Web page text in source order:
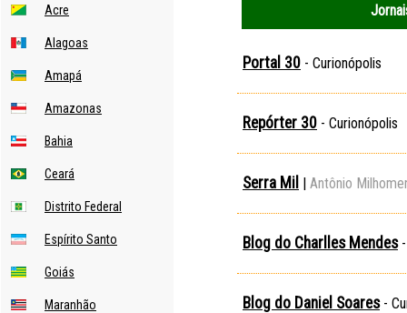
Acre
Alagoas
Amapá
Amazonas
Bahia
Ceará
Distrito Federal
Espírito Santo
Goiás
Maranhão
Portal 30 - Curionópolis
Repórter 30 - Curionópolis
Serra Mil | Antônio
Blog do Charlles Mendes-
Blog do Daniel Soares-